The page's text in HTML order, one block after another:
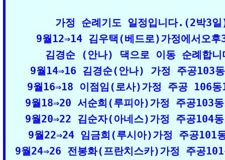
가정 순례기도 일정입니다.(2박3
9월12⇒14 김우택(베드로)가정에서오후
김경순 (안나) 댁으로 이동 순례합
9월14⇒16 김경순(안나) 가정 주공103
9월16⇒18 이점임(로사)가정 주공 106동
9월18⇒20 서순희(루피아)가정 주공103
9월20⇒22 김순자(아네스)가정 주공104
9월22⇒24 임금희(루시아)가정 주공101
9월24⇒26 전봉화(프란치스카)가정 주공